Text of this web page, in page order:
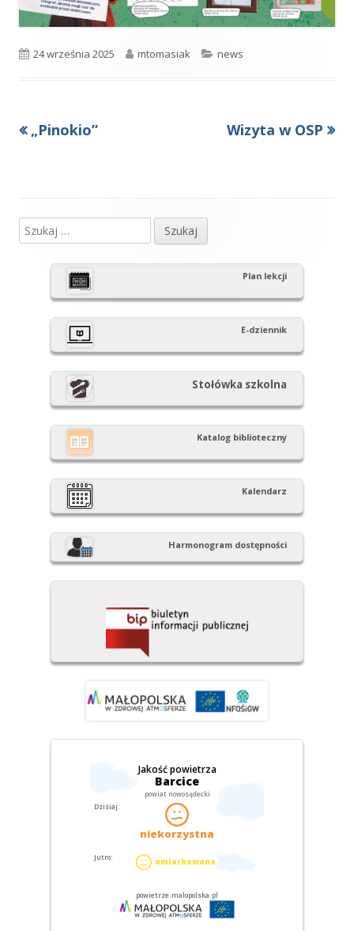
Opublikowano
24 września 2025 Autor
mtomasiak Kategorie
news
Nawigacja
Poprzedni
„Pinokio”
Następny
Wizyta w OSP
Główny
panel
boczny
Szukaj:
Plan lekcji
E-dziennik
Stołówka szkolna
Katalog biblioteczny
Kalendarz
Harmonogram dostępności